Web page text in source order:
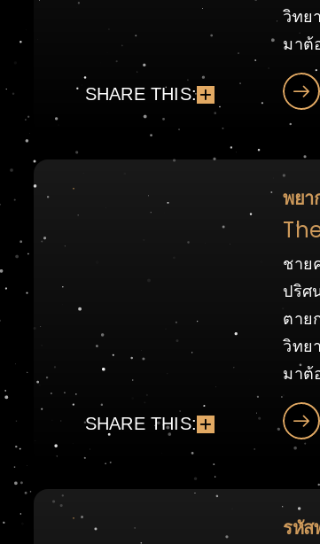
SHARE THIS:
วิทย
มาต้
SHARE THIS:
พย
ชาย
ปริศ
ตาย
วิทย
มาต้
รหัส